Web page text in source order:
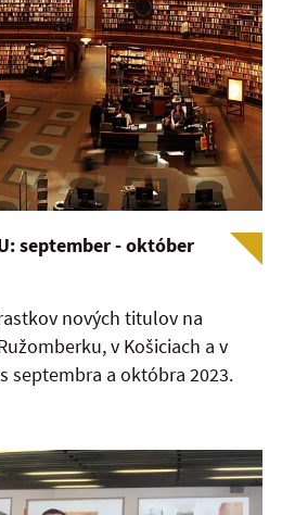
september - október
nových titulov na
v Košiciach a v
septembra a októbra 2023.